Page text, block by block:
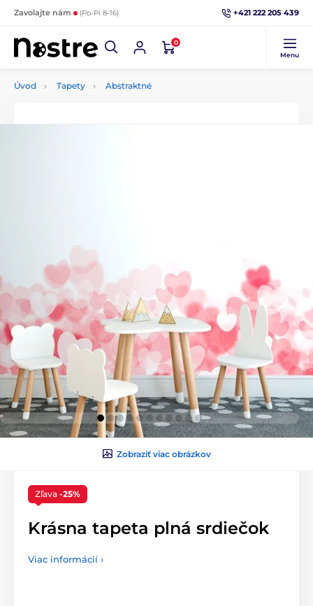
Zavolajte nám (Po-Pi 8-16) +421 222 205 439
0
Menu
Úvod Tapety Abstraktné
Zobraziť viac obrázkov
Zľava -25%
Krásna tapeta plná srdiečok
Viac informácií ›